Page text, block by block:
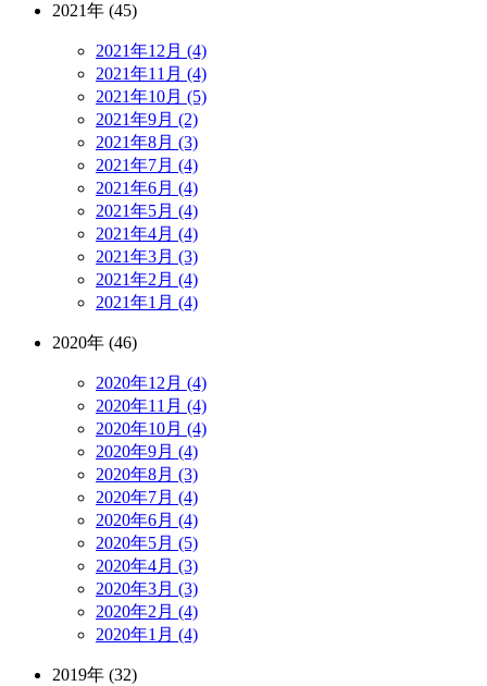
2021年 (45)
2021年12月 (4)
2021年11月 (4)
2021年10月 (5)
2021年9月 (2)
2021年8月 (3)
2021年7月 (4)
2021年6月 (4)
2021年5月 (4)
2021年4月 (4)
2021年3月 (3)
2021年2月 (4)
2021年1月 (4)
2020年 (46)
2020年12月 (4)
2020年11月 (4)
2020年10月 (4)
2020年9月 (4)
2020年8月 (3)
2020年7月 (4)
2020年6月 (4)
2020年5月 (5)
2020年4月 (3)
2020年3月 (3)
2020年2月 (4)
2020年1月 (4)
2019年 (32)